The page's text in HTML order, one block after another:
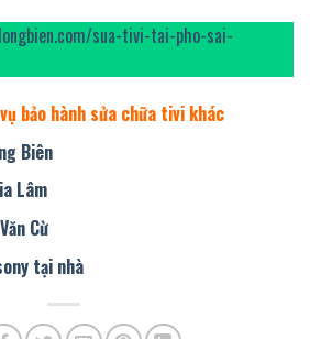
sua-tivi-tai-pho-sai-
bảo hành sửa chữa tivi khác
Biên
Lâm
Cừ
tại nhà